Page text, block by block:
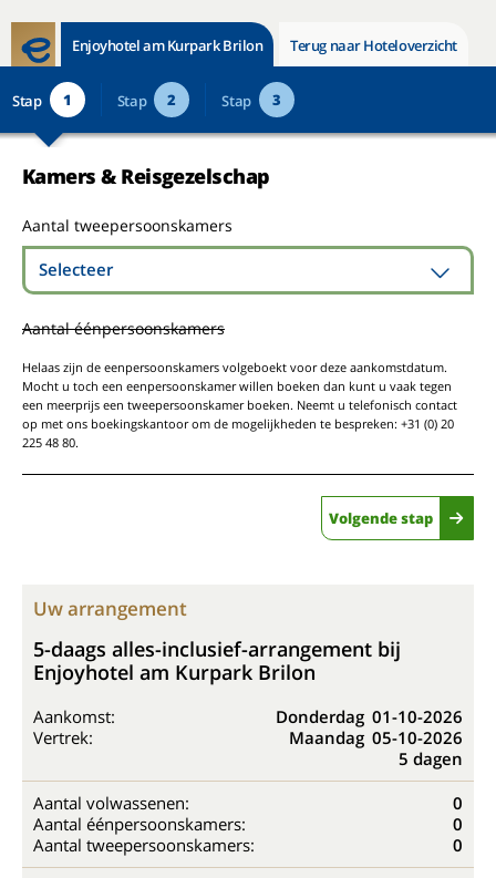
Enjoyhotel am Kurpark Brilon Terug naar Hoteloverzicht
Stap 1 Stap 2 Stap 3
Kamers & Reisgezelschap
Aantal tweepersoonskamers
Selecteer
Aantal éénpersoonskamers
Helaas zijn de eenpersoonskamers volgeboekt voor deze aankomstdatum.
Mocht u toch een eenpersoonskamer willen boeken dan kunt u vaak tegen
een meerprijs een tweepersoonskamer boeken. Neemt u telefonisch contact
op met ons boekingskantoor om de mogelijkheden te bespreken: +31 (0) 20
225 48 80.
Volgende stap
Uw arrangement
5-daags alles-inclusief-arrangement bij
Enjoyhotel am Kurpark Brilon
Aankomst: Donderdag 01-10-2026
Vertrek:
Maandag 05-10-2026
5 dagen
Aantal volwassenen:
0
Aantal éénpersoonskamers:
0
Aantal tweepersoonskamers:
0